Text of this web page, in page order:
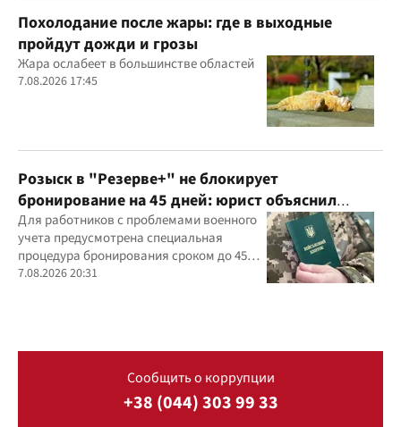
Похолодание после жары: где в выходные
пройдут дожди и грозы
Жара ослабеет в большинстве областей
7.08.2026 17:45
Розыск в "Резерве+" не блокирует
бронирование на 45 дней: юрист объяснил
важный нюанс
Для работников с проблемами военного
учета предусмотрена специальная
процедура бронирования сроком до 45
дней
7.08.2026 20:31
Сообщить о коррупции
+38 (044) 303 99 33